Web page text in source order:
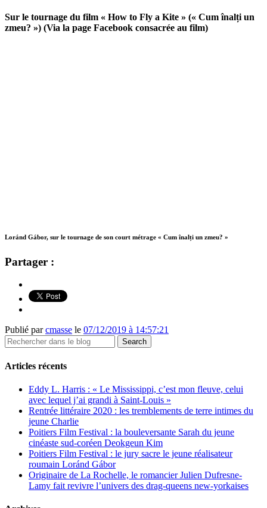
Sur le tournage du film « How to Fly a Kite » (« Cum înalți un
zmeu? ») (Via la page Facebook consacrée au film)
Loránd Gábor, sur le tournage de son court métrage « Cum înalți un zmeu? »
Partager :
Publié parcmasse le 07/12/2019 à 14:57:21
Articles récents
Eddy L. Harris : « Le Mississippi, c’est mon fleuve, celui
avec lequel j’ai grandi à Saint-Louis »
Rentrée littéraire 2020 : les tremblements de terre intimes du
jeune Charlie
Poitiers Film Festival : la bouleversante Sarah du jeune
cinéaste sud-coréen Deokgeun Kim
Poitiers Film Festival : le jury sacre le jeune réalisateur
roumain Loránd Gábor
Originaire de La Rochelle, le romancier Julien Dufresne-
Lamy fait revivre l’univers des drag-queens new-yorkaises